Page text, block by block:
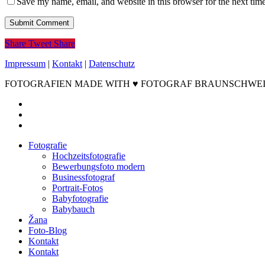
Share Tweet Share
Impressum | Kontakt | Datenschutz
FOTOGRAFIEN MADE WITH ♥ FOTOGRAF
Close
Fotografie
Hochzeitsfotografie
Bewerbungsfoto modern
Businessfotograf
Portrait-Fotos
Babyfotografie
Babybauch
Žana
Foto-Blog
Kontakt
Kontakt